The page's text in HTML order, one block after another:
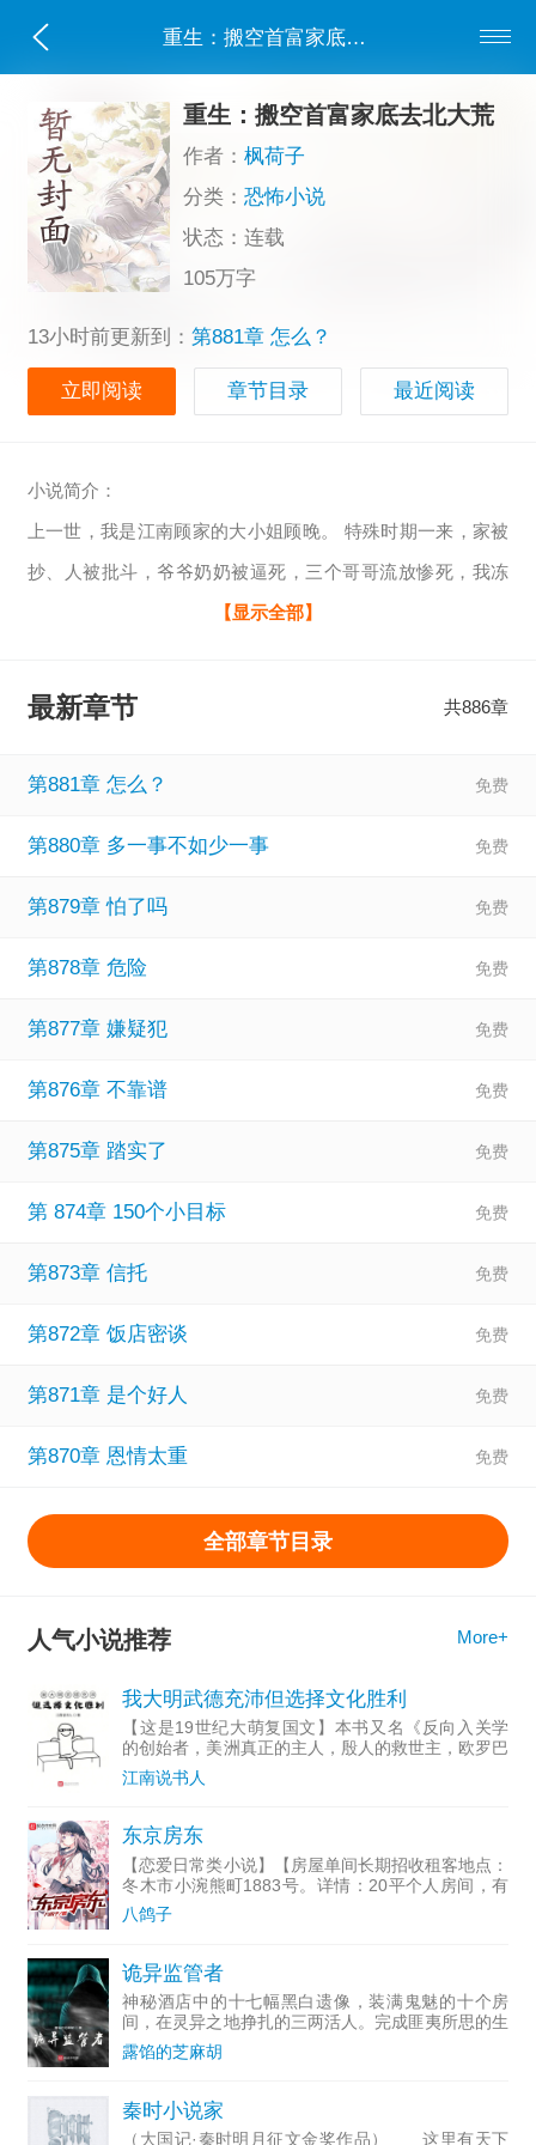
重生：搬空首富家底去北大荒
重生：搬空首富家底去北大荒
作者：枫荷子
分类：恐怖小说
状态：连载
105万字
13小时前更新到： 第881章 怎么？
立即阅读 章节目录 最近阅读
小说简介：
上一世，我是江南顾家的大小姐顾晚。 特殊时期一来，家被
抄、人被批斗，爷爷奶奶被逼死，三个哥哥流放惨死，我冻
毙在北大荒的雪地里。 睁眼，我竟重生回到了风波前！ 风声
家远水解不了近渴。 这一次，我攥着随身空间，说服全家：
再无顾家地主，北大荒多了户开荒户。 别人啃树皮时，我家
【显示全部】
最新章节 共886章
第881章 怎么？
第880章 多一事不如少一事
第879章 怕了吗
第878章 危险
第877章 嫌疑犯
第876章 不靠谱
第875章 踏实了
第 874章 150个小目标
第873章 信托
第872章 饭店密谈
第871章 是个好人
第870章 恩情太重
全部章节目录
人气小说推荐 More+
我大明武德充沛但选择文化胜利
【这是19世纪大萌复国文】本书又名《反向入关学
的创始者，美洲真正的主人，殷人的救世主，欧罗巴
的噩梦，东方文明的最高领袖，第四大明帝国的皇
帝，五华联盟的缔造者，十九世纪最伟大的思想家、
江南说书人
东京房东
【恋爱日常类小说】【房屋单间长期招收租客地点：
冬木市小涴熊町1883号。详情：20平个人房间，有
独立洗浴间、水电、网络。租金：998円（免押金、
免礼金）要求：女，20岁以内，可以帮房东做一件
八鸽子
诡异监管者
神秘酒店中的十七幅黑白遗像，装满鬼魅的十个房
间，在灵异之地挣扎的三两活人。完成匪夷所思的生
路，接引世间诡异入住，多重人格复生…季礼和这所
诡异酒店的历代店长都不一样。他，从来都不是个正
露馅的芝麻胡
秦时小说家
（大国记·秦时明月征文金奖作品） 这里有天下